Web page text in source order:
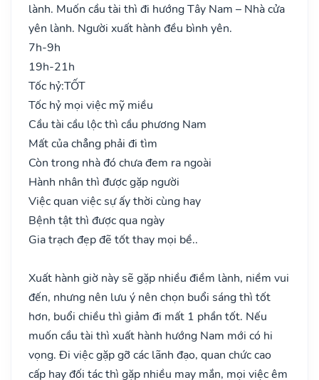
lành. Muốn cầu tài thì đi hướng Tây Nam – Nhà cửa
yên lành. Người xuất hành đều bình yên.
7h-9h
19h-21h
Tốc hỷ:TỐT
Tốc hỷ mọi việc mỹ miều
Cầu tài cầu lộc thì cầu phương Nam
Mất của chẳng phải đi tìm
Còn trong nhà đó chưa đem ra ngoài
Hành nhân thì được gặp người
Việc quan việc sự ấy thời cùng hay
Bệnh tật thì được qua ngày
Gia trạch đẹp đẽ tốt thay mọi bề..
Xuất hành giờ này sẽ gặp nhiều điềm lành, niềm vui
đến, nhưng nên lưu ý nên chọn buổi sáng thì tốt
hơn, buổi chiều thì giảm đi mất 1 phần tốt. Nếu
muốn cầu tài thì xuất hành hướng Nam mới có hi
vọng. Đi việc gặp gỡ các lãnh đạo, quan chức cao
cấp hay đối tác thì gặp nhiều may mắn, mọi việc êm